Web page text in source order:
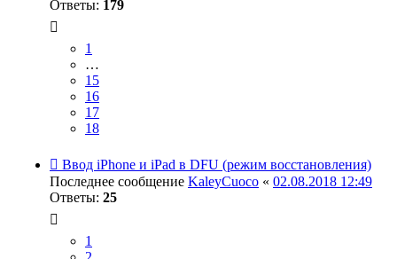
Ответы: 179
1
…
15
16
17
18
Ввод iPhone и iPad в DFU (режим восстановления)
Последнее сообщение KaleyCuoco « 02.08.2018 12:49
Ответы: 25
1